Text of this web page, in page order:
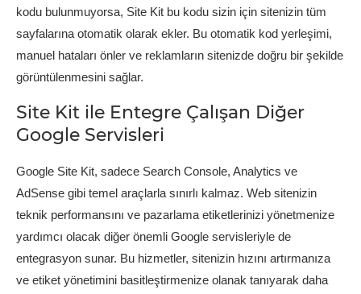
kodu bulunmuyorsa, Site Kit bu kodu sizin için sitenizin tüm
sayfalarına otomatik olarak ekler. Bu otomatik kod yerleşimi,
manuel hataları önler ve reklamların sitenizde doğru bir şekilde
görüntülenmesini sağlar.
Site Kit ile Entegre Çalışan Diğer
Google Servisleri
Google Site Kit, sadece Search Console, Analytics ve
AdSense gibi temel araçlarla sınırlı kalmaz. Web sitenizin
teknik performansını ve pazarlama etiketlerinizi yönetmenize
yardımcı olacak diğer önemli Google servisleriyle de
entegrasyon sunar. Bu hizmetler, sitenizin hızını artırmanıza
ve etiket yönetimini basitleştirmenize olanak tanıyarak daha